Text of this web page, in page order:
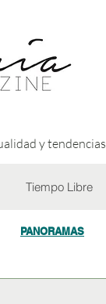
y tendencias
Tiempo Libre
PANORAMAS